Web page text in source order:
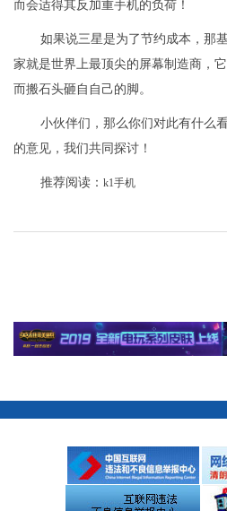
而会适得其反加重手机的负荷！
如果说三星是为了节约成本，那
家就是世界上最顶尖的屏幕制造商，
而搬石头砸自自己的脚。
小伙伴们，那么你们对此有什么
的意见，我们共同探讨！
推荐阅读： k1手机